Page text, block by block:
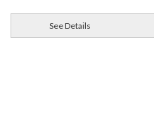
See Details